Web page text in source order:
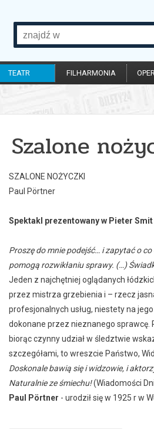
TEATR FILHARMONIA
Szalone
SZALONE NOŻYCZKI
Paul Pörtner
Spektakl prezentowany w Pieter
Proszę do mnie podejść… i zapytać o
pomogą rozwikłaniu sprawy. (…)
Jeden z najchętniej oglądanych
przez mistrza grzebienia i – rzecz
profesjonalnych usług, niestety na
dokonane przez nieznanego sprawcę.
biorąc czynny udział w śledztwie
szczegółami, to wreszcie Państwo,
Doskonale bawią się i widzowie, i
Naturalnie ze śmiechu!(Wiadomości
Paul Pörtner - urodził się w 1925 r w